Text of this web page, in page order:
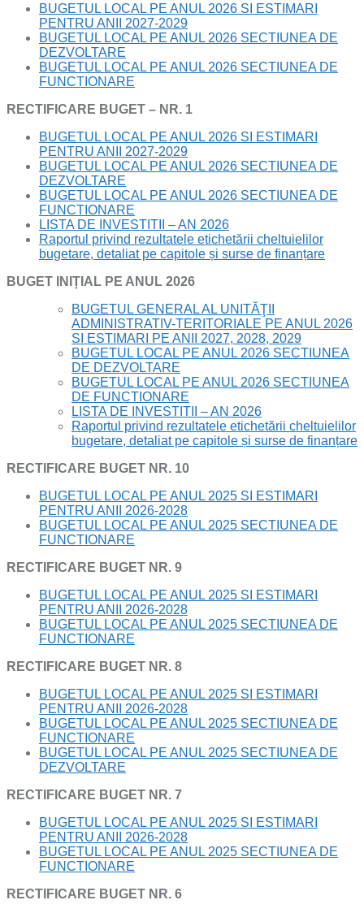
BUGETUL LOCAL PE ANUL 2026 SI ESTIMARI
PENTRU ANII 2027-2029
BUGETUL LOCAL PE ANUL 2026 SECTIUNEA DE
DEZVOLTARE
BUGETUL LOCAL PE ANUL 2026 SECTIUNEA DE
FUNCTIONARE
RECTIFICARE BUGET – NR. 1
BUGETUL LOCAL PE ANUL 2026 SI ESTIMARI
PENTRU ANII 2027-2029
BUGETUL LOCAL PE ANUL 2026 SECTIUNEA DE
DEZVOLTARE
BUGETUL LOCAL PE ANUL 2026 SECTIUNEA DE
FUNCTIONARE
LISTA DE INVESTITII – AN 2026
Raportul privind rezultatele etichetării cheltuielilor
bugetare, detaliat pe capitole și surse de finanțare
BUGET INIȚIAL PE ANUL 2026
BUGETUL GENERAL AL UNITĂŢII
ADMINISTRATIV-TERITORIALE PE ANUL 2026
SI ESTIMARI PE ANII 2027, 2028, 2029
BUGETUL LOCAL PE ANUL 2026 SECTIUNEA
DE DEZVOLTARE
BUGETUL LOCAL PE ANUL 2026 SECTIUNEA
DE FUNCTIONARE
LISTA DE INVESTITII – AN 2026
Raportul privind rezultatele etichetării cheltuielilor
bugetare, detaliat pe capitole și surse de finanțare
RECTIFICARE BUGET NR. 10
BUGETUL LOCAL PE ANUL 2025 SI ESTIMARI
PENTRU ANII 2026-2028
BUGETUL LOCAL PE ANUL 2025 SECTIUNEA DE
FUNCTIONARE
RECTIFICARE BUGET NR. 9
BUGETUL LOCAL PE ANUL 2025 SI ESTIMARI
PENTRU ANII 2026-2028
BUGETUL LOCAL PE ANUL 2025 SECTIUNEA DE
FUNCTIONARE
RECTIFICARE BUGET NR. 8
BUGETUL LOCAL PE ANUL 2025 SI ESTIMARI
PENTRU ANII 2026-2028
BUGETUL LOCAL PE ANUL 2025 SECTIUNEA DE
FUNCTIONARE
BUGETUL LOCAL PE ANUL 2025 SECTIUNEA DE
DEZVOLTARE
RECTIFICARE BUGET NR. 7
BUGETUL LOCAL PE ANUL 2025 SI ESTIMARI
PENTRU ANII 2026-2028
BUGETUL LOCAL PE ANUL 2025 SECTIUNEA DE
FUNCTIONARE
RECTIFICARE BUGET NR. 6